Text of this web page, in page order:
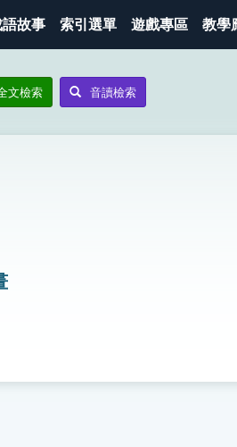
語故事 索引選單 遊戲專區 教學
文檢索 音讀檢索